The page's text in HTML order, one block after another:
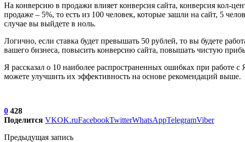
На конверсию в продажи влияет конверсия сайта, конверсия кол-
продаже – 5%, то есть из 100 человек, которые зашли на сайт, 5
случае вы выйдете в ноль.
Логично, если ставка будет превышать 50 рублей, то вы будете
вашего бизнеса, повысить конверсию сайта, повышать чистую
Я рассказал о 10 наиболее распространенных ошибках при работе
можете улучшить их эффективность на основе рекомендаций выше.
0 428
Поделится VKOK.ruFacebookTwitterWhatsAppTelegramViber
Предыдущая запись